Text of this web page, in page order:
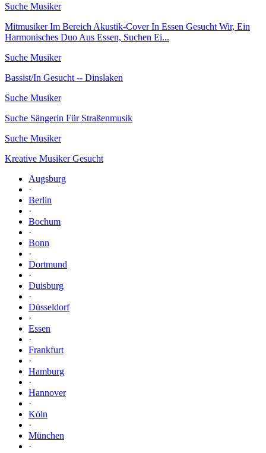
Suche Musiker
Mitmusiker Im Bereich Akustik-Cover In Essen Gesucht Wir, Ein
Harmonisches Duo Aus Essen, Suchen Ei...
Suche Musiker
Bassist/In Gesucht -- Dinslaken
Suche Musiker
Suche Sängerin Für Straßenmusik
Suche Musiker
Kreative Musiker Gesucht
Augsburg
·
Berlin
·
Bochum
·
Bonn
·
Dortmund
·
Duisburg
·
Düsseldorf
·
Essen
·
Frankfurt
·
Hamburg
·
Hannover
·
Köln
·
München
·